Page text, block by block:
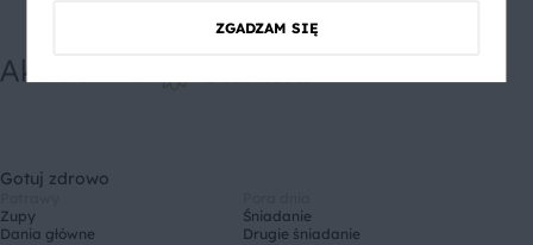
Gotuj zdrowo
Zupy
Dania główne
Śniadanie
Drugie śniadanie
ZGADZAM SIĘ